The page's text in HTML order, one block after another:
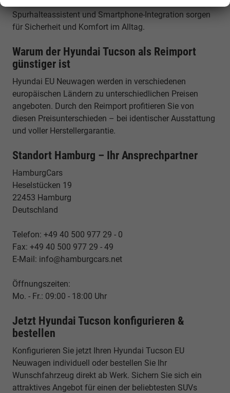
Spurhalteassistent und Smartphone-Integration sorgen
für Sicherheit und Komfort im Alltag.
Warum der Hyundai Tucson als Reimport
günstiger ist
Hyundai EU Neuwagen werden in verschiedenen
europäischen Ländern zu unterschiedlichen Preisen
angeboten. Durch den Reimport profitieren Sie von
diesen Preisunterschieden – bei identischer Ausstattung
und voller Herstellergarantie.
Standort Hamburg – Ihr Ansprechpartner
HamburgCars
Heselstücken 19
22453 Hamburg
Deutschland
Telefon: +49 40 500 977 29 - 0
Fax: +49 40 500 977 29 - 49
E-Mail: info@hamburgcars.net
Öffnungszeiten:
Mo. - Fr.: 09:00 - 18:00 Uhr
Jetzt Hyundai Tucson konfigurieren &
bestellen
Konfigurieren Sie jetzt Ihren Hyundai Tucson EU
Neuwagen individuell oder bestellen Sie Ihr
Wunschfahrzeug direkt ab Werk. Sichern Sie sich ein
attraktives Angebot für einen der beliebtesten SUVs